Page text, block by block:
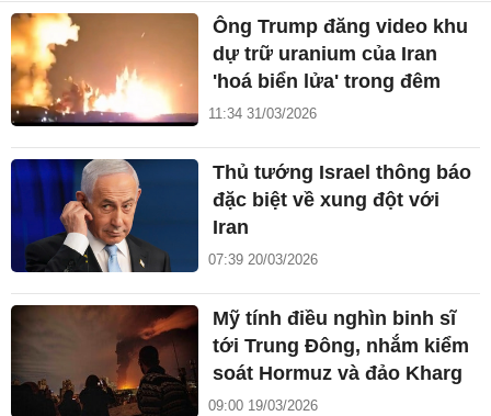
Ông Trump đăng video khu
dự trữ uranium của Iran
'hoá biển lửa' trong đêm
11:34 31/03/2026
Thủ tướng Israel thông báo
đặc biệt về xung đột với
Iran
07:39 20/03/2026
Mỹ tính điều nghìn binh sĩ
tới Trung Đông, nhắm kiểm
soát Hormuz và đảo Kharg
09:00 19/03/2026